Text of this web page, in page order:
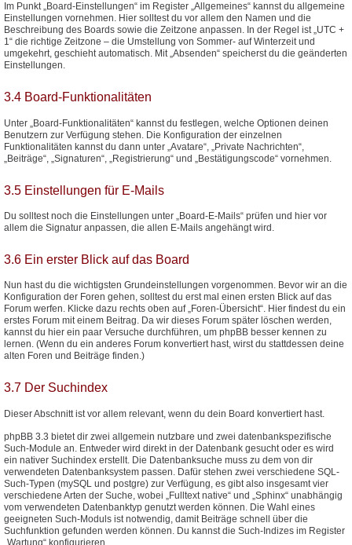
Im Punkt „Board-Einstellungen“ im Register „Allgemeines“ kannst du allgemeine
Einstellungen vornehmen. Hier solltest du vor allem den Namen und die
Beschreibung des Boards sowie die Zeitzone anpassen. In der Regel ist „UTC +
1“ die richtige Zeitzone – die Umstellung von Sommer- auf Winterzeit und
umgekehrt, geschieht automatisch. Mit „Absenden“ speicherst du die geänderten
Einstellungen.
3.4 Board-Funktionalitäten
Unter „Board-Funktionalitäten“ kannst du festlegen, welche Optionen deinen
Benutzern zur Verfügung stehen. Die Konfiguration der einzelnen
Funktionalitäten kannst du dann unter „Avatare“, „Private Nachrichten“,
„Beiträge“, „Signaturen“, „Registrierung“ und „Bestätigungscode“ vornehmen.
3.5 Einstellungen für E-Mails
Du solltest noch die Einstellungen unter „Board-E-Mails“ prüfen und hier vor
allem die Signatur anpassen, die allen E-Mails angehängt wird.
3.6 Ein erster Blick auf das Board
Nun hast du die wichtigsten Grundeinstellungen vorgenommen. Bevor wir an die
Konfiguration der Foren gehen, solltest du erst mal einen ersten Blick auf das
Forum werfen. Klicke dazu rechts oben auf „Foren-Übersicht“. Hier findest du ein
erstes Forum mit einem Beitrag. Da wir dieses Forum später löschen werden,
kannst du hier ein paar Versuche durchführen, um phpBB besser kennen zu
lernen. (Wenn du ein anderes Forum konvertiert hast, wirst du stattdessen deine
alten Foren und Beiträge finden.)
3.7 Der Suchindex
Dieser Abschnitt ist vor allem relevant, wenn du dein Board konvertiert hast.
phpBB 3.3 bietet dir zwei allgemein nutzbare und zwei datenbankspezifische
Such-Module an. Entweder wird direkt in der Datenbank gesucht oder es wird
ein nativer Suchindex erstellt. Die Datenbanksuche muss zu dem von dir
verwendeten Datenbanksystem passen. Dafür stehen zwei verschiedene SQL-
Such-Typen (mySQL und postgre) zur Verfügung, es gibt also insgesamt vier
verschiedene Arten der Suche, wobei „Fulltext native“ und „Sphinx“ unabhängig
vom verwendeten Datenbanktyp genutzt werden können. Die Wahl eines
geeigneten Such-Moduls ist notwendig, damit Beiträge schnell über die
Suchfunktion gefunden werden können. Du kannst die Such-Indizes im Register
„Wartung“ konfigurieren.